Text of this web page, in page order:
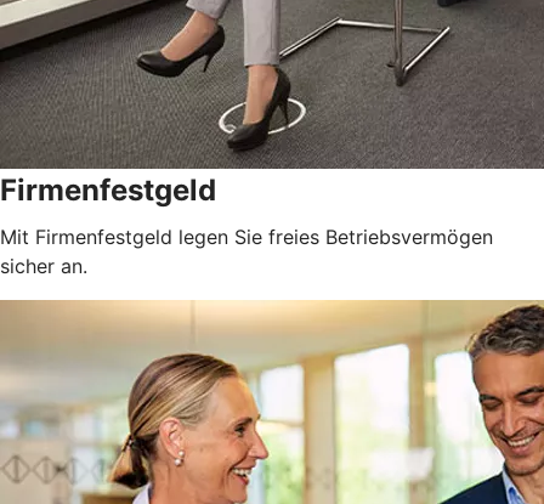
Firmenfestgeld
Mit Firmenfestgeld legen Sie freies Betriebsvermögen
sicher an.